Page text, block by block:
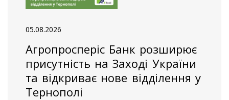
05.08.2026
Агропросперіс Банк розширює
присутність на Заході України
та відкриває нове відділення у
Тернополі